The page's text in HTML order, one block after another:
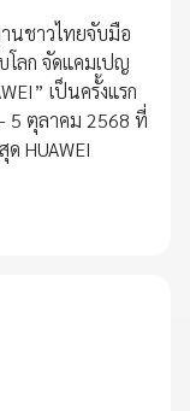
านชาวไทยจับมือ
โลก จัดแคมเปญ
เป็นครั้งแรก
5 ตุลาคม 2568 ที่
HUAWEI